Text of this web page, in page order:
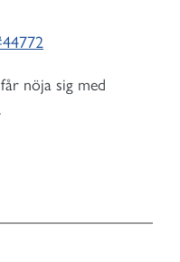
nöja sig med